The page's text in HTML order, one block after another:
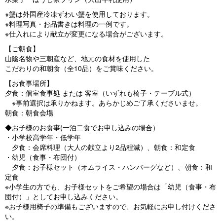
※蟹は外国産冷凍ずわい蟹を使用しております。
※料理写真・お品書きは料理の一例です。
※仕入れにより献立が変更になる場合がございます。
【ご朝食】
山陰名物や三朝産など、地元の食材を使用した
こだわりの和朝食（全10品）をご賞味ください。
【お食事場所】
夕食：個室食事処 または 客室（いずれも椅子・テーブル式）
※事前選択は承りかねます。あらかじめご了承くださいませ。
朝食：朝食会場
◆お子様のお食事(一泊二食でお申し込みの場合）
・小学校高学年・低学年
夕食：会席料理（大人の献立より2品程減）、朝食：和定食
・幼児（食事・布団付）
夕食：お子様セット（オムライス・ハンバーグなど）、朝食：和
定食
※小学生の方でも、お子様セットをご希望の場合は「幼児（食事・布
団付）」としてお申し込みください。
※お子様用椅子の準備もございますので、お気軽にお申し付けくださ
い。